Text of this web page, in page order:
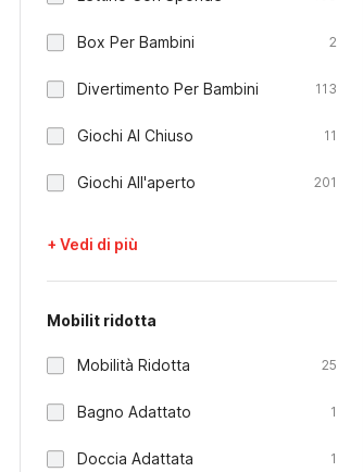
Box Per Bambini 2
Divertimento Per Bambini 113
Giochi Al Chiuso 11
Giochi All'aperto 201
+ Vedi di più
Mobilit ridotta
Mobilità Ridotta 25
Bagno Adattato 1
Doccia Adattata 1